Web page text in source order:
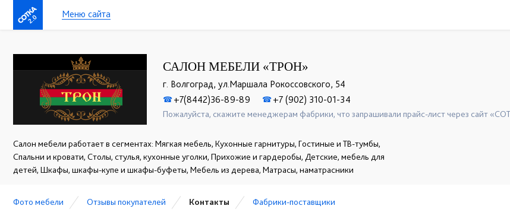
2.0 Меню сайта
САЛОН МЕБЕЛИ «ТРОН»
г. Волгоград, ул.Маршала Рокоссовского, 54
☎+7(8442)36-89-89 ☎+7 (902) 310-01-34
Пожалуйста, скажите менеджерам фабрики, что запрашивали прайс-лист через сайт
Салон мебели работает в сегментах: Мягкая мебель, Кухонные гарнитуры, Гостиные и ТВ-тумбы,
Спальни и кровати, Столы, стулья, кухонные уголки, Прихожие и гардеробы, Детские, мебель для
детей, Шкафы, шкафы-купе и шкафы-буфеты, Мебель из дерева, Матрасы, наматрасники
Фото мебели Отзывы покупателей Контакты Фабрики-поставщики